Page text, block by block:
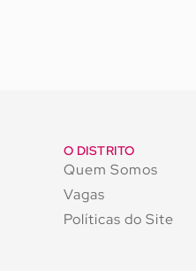
O DISTRITO
Quem Somos
Vagas
Políticas do Site